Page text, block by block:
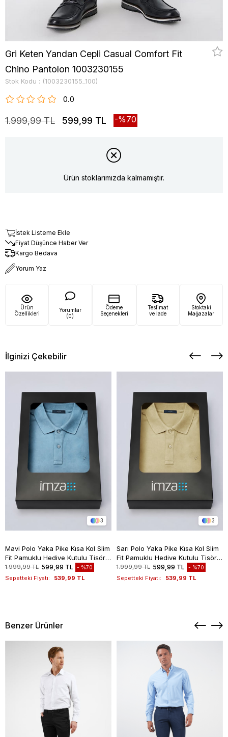
Gri Keten Yandan Cepli Casual Comfort Fit
Chino Pantolon 1003230155
Stok Kodu (1003230155_100)
0.0
1.999,99 TL 599,99 TL 70
Ürün stoklarımızda kalmamıştır.
İstek Listeme Ekle
Fiyat Düşünce Haber Ver
Kargo Bedava
Yorum Yaz
Ürün
Özellikleri
Yorumlar
(0)
Ödeme
Seçenekleri
Teslimat
ve İade
Stoktaki
Mağazalar
İlginizi Çekebilir
3
Mavi Polo Yaka Pike Kısa Kol Slim
Fit Pamuklu Hediye Kutulu Tişört
1011260169
1.999,99 TL 599,99 TL %70
Sepetteki Fiyatı: 539,99 TL
3
Sarı Polo Yaka Pike Kısa Kol Slim
Fit Pamuklu Hediye Kutulu Tişört
1011260169
1.999,99 TL 599,99 TL %70
Sepetteki Fiyatı: 539,99 TL
Benzer Ürünler